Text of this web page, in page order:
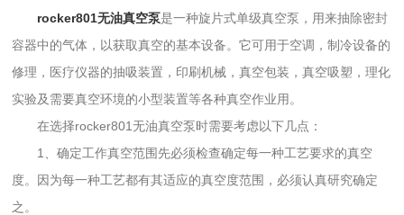
rocker801无油真空泵是一种旋片式单级真空泵，用来抽除密封
容器中的气体，以获取真空的基本设备。它可用于空调，制冷设备的
修理，医疗仪器的抽吸装置，印刷机械，真空包装，真空吸塑，理化
实验及需要真空环境的小型装置等各种真空作业用。
在选择rocker801无油真空泵时需要考虑以下几点：
1、确定工作真空范围先必须检查确定每一种工艺要求的真空
度。因为每一种工艺都有其适应的真空度范围，必须认真研究确定
之。